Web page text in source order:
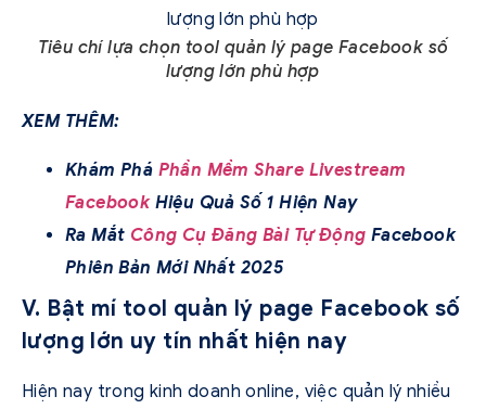
Tiêu chí lựa chọn tool quản lý page Facebook số
lượng lớn phù hợp
XEM THÊM:
Khám Phá Phần Mềm Share Livestream
FacebookHiệu Quả Số 1 Hiện Nay
Ra Mắt Công Cụ Đăng Bài Tự Động Facebook
Phiên Bản Mới Nhất 2025
V. Bật mí tool quản lý page Facebook số
lượng lớn uy tín nhất hiện nay
Hiện nay trong kinh doanh online, việc quản lý nhiều